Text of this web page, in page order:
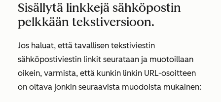
Sisällytä linkkejä sähköpostin
pelkkään tekstiversioon.
Jos haluat, että tavallisen tekstiviestin
sähköpostiviestin linkit seurataan ja muotoillaan
oikein, varmista, että kunkin linkin URL-osoitteen
on oltava jonkin seuraavista muodoista mukainen: